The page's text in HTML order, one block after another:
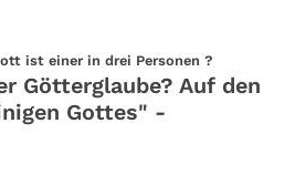
ist einer in drei Personen ?
Götterglaube? Auf den
Gottes" -